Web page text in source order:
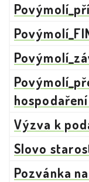
Výzva k
Slovo
Pozvánka